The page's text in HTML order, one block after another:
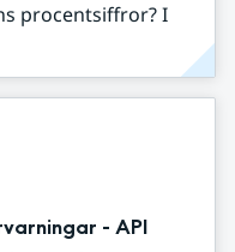
procentsiffror? I
- API